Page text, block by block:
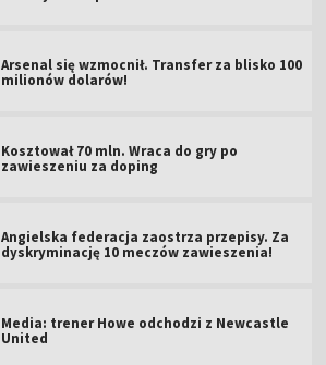
Arsenal się wzmocnił. Transfer za blisko 100
milionów dolarów!
Kosztował 70 mln. Wraca do gry po
zawieszeniu za doping
Angielska federacja zaostrza przepisy. Za
dyskryminację 10 meczów zawieszenia!
Media: trener Howe odchodzi z Newcastle
United